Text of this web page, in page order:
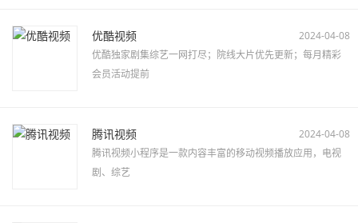
优酷视频
2024-04-08
优酷独家剧集综艺一网打尽；院线大片优先更新；每月精彩
会员活动提前
腾讯视频
2024-04-08
腾讯视频小程序是一款内容丰富的移动视频播放应用，电视
剧、综艺